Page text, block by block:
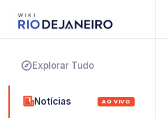
Explorar Tudo
Notícias AO VIVO